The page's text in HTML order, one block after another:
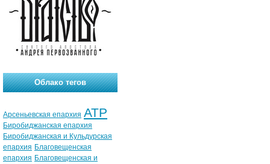
Облако тегов
Арсеньевская епархия АТР
Биробиджанская епархия
Биробиджанская и Кульдурская
епархия Благовещенская
епархия Благовещенская и